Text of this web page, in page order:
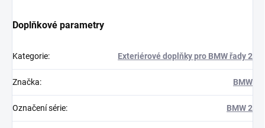
Doplňkové parametry
Kategorie: Exteriérové doplňky pro BMW řady 2
Značka: BMW
Označení série: BMW 2